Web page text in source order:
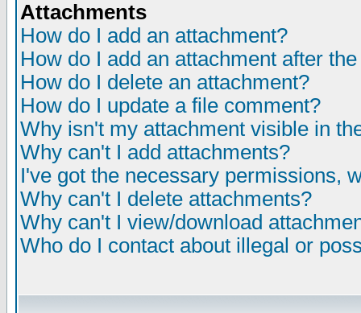
Attachments
How do I add an attachment?
How do I add an attachment after
How do I delete an attachment?
How do I update a file comment?
Why isn't my attachment visible in
Why can't I add attachments?
I've got the necessary permissions,
Why can't I delete attachments?
Why can't I view/download
Who do I contact about illegal or